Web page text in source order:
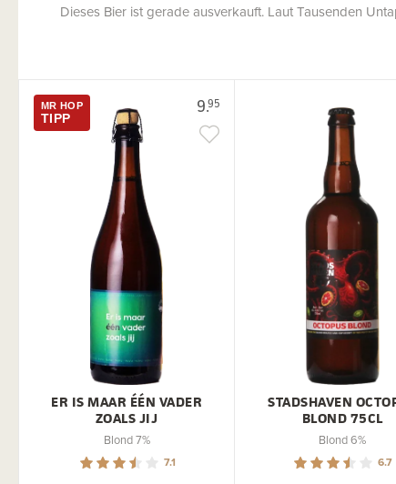
Dieses Bier ist gerade ausverkauft. Laut Tausenden
9.95
MR HOP
TIPP
ER IS MAAR ÉÉN VADER
ZOALS JIJ
Blond 7%
7.1
STADSHAVEN
BLOND 75CL
Blond 6%
6.7